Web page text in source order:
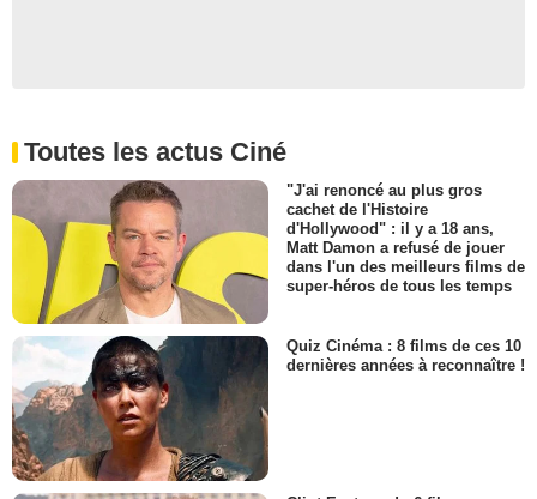
Toutes les actus Ciné
"J'ai renoncé au plus gros
cachet de l'Histoire
d'Hollywood" : il y a 18 ans,
Matt Damon a refusé de jouer
dans l'un des meilleurs films de
super-héros de tous les temps
Quiz Cinéma : 8 films de ces 10
dernières années à reconnaître !